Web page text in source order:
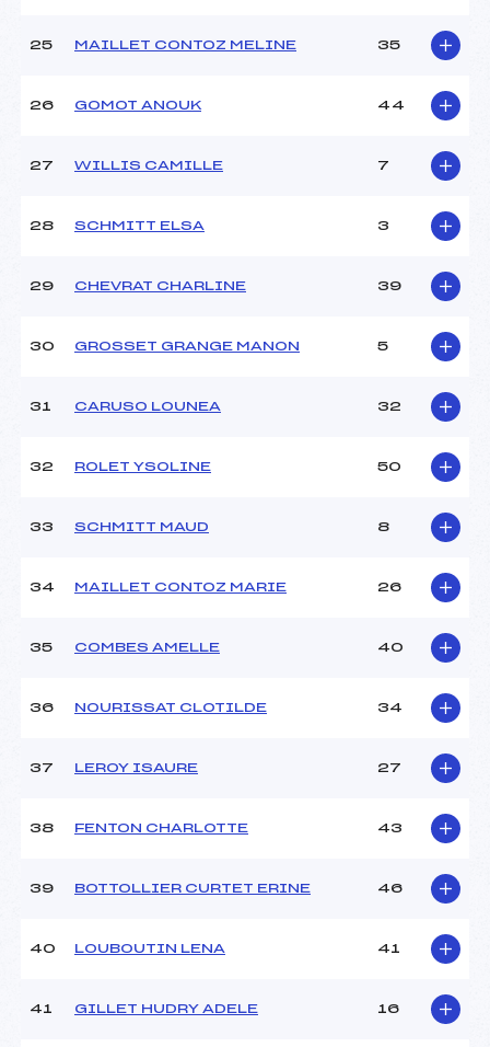
25 MAILLET CONTOZ MELINE 35
26 GOMOT ANOUK 44
27 WILLIS CAMILLE 7
28 SCHMITT ELSA 3
29 CHEVRAT CHARLINE 39
30 GROSSET GRANGE MANON 5
31 CARUSO LOUNEA 32
32 ROLET YSOLINE 50
33 SCHMITT MAUD 8
34 MAILLET CONTOZ MARIE 26
35 COMBES AMELLE 40
36 NOURISSAT CLOTILDE 34
37 LEROY ISAURE 27
38 FENTON CHARLOTTE 43
39 BOTTOLLIER CURTET ERINE 46
40 LOUBOUTIN LENA 41
41 GILLET HUDRY ADELE 16